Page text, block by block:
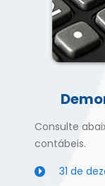
Consulte
contábeis.
31 de